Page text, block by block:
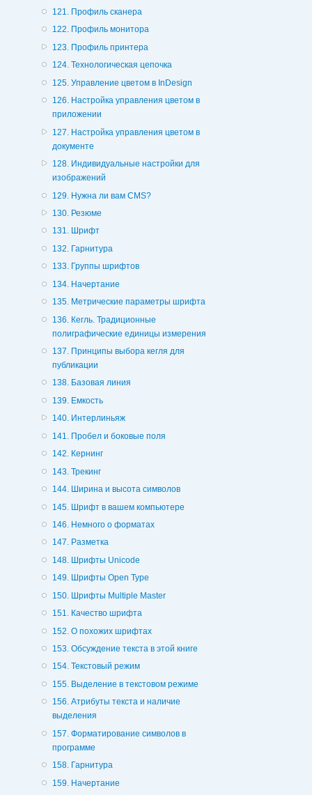
121. Профиль сканера
122. Профиль монитора
123. Профиль принтера
124. Технологическая цепочка
125. Управление цветом в InDesign
126. Настройка управления цветом в
приложении
127. Настройка управления цветом в
документе
128. Индивидуальные настройки для
изображений
129. Нужна ли вам CMS?
130. Резюме
131. Шрифт
132. Гарнитура
133. Группы шрифтов
134. Начертание
135. Метрические параметры шрифта
136. Кегль. Традиционные
полиграфические единицы измерения
137. Принципы выбора кегля для
публикации
138. Базовая линия
139. Емкость
140. Интерлиньяж
141. Пробел и боковые поля
142. Кернинг
143. Трекинг
144. Ширина и высота символов
145. Шрифт в вашем компьютере
146. Немного о форматах
147. Разметка
148. Шрифты Unicode
149. Шрифты Ореn Туре
150. Шрифты Multiple Master
151. Качество шрифта
152. О похожих шрифтах
153. Обсуждение текста в этой книге
154. Текстовый режим
155. Выделение в текстовом режиме
156. Атрибуты текста и наличие
выделения
157. Форматирование символов в
программе
158. Гарнитура
159. Начертание